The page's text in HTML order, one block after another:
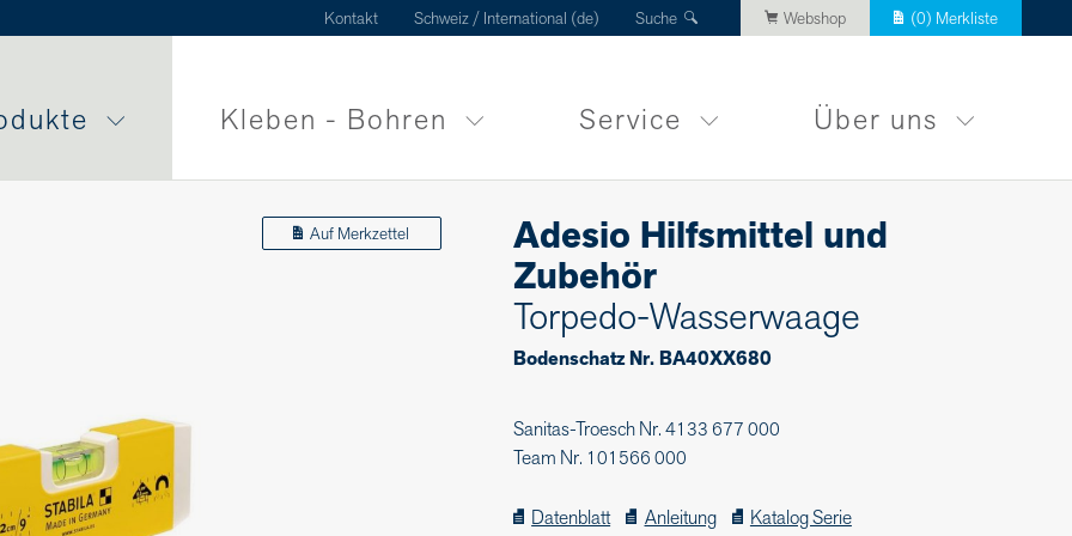
Kontakt Schweiz / International (de) Suche Webshop (0) Merkliste
Kleben - Bohren Service Über uns
Auf Merkzettel
Adesio Hilfsmittel und
Zubehör
Torpedo-Wasserwaage
Bodenschatz Nr. BA40XX680
Sanitas-Troesch Nr. 4133 677 000
Team Nr. 101566 000
Datenblatt Anleitung Katalog Serie